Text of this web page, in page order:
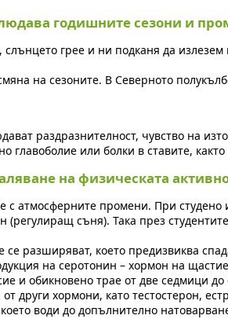
годишните сезони и
грее и ни подканя да
на сезоните. В Северното
раздразнителност, чувство на
или болки в ставите,
на физическата
атмосферните промени. При
съня). Така през
разширяват, което предизвиква
на серотонин – хормон на
и обикновено трае от две седмици
други хормони, като тестостерон,
води до допълнително